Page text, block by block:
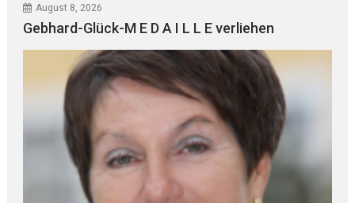
August 8, 2026
Gebhard-Glück-M E D A I L L E verliehen